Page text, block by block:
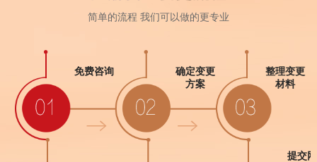
简单的流程 我们可以做的更专业
免费咨询
确定变更
方案
整理变更
材料
提交网上